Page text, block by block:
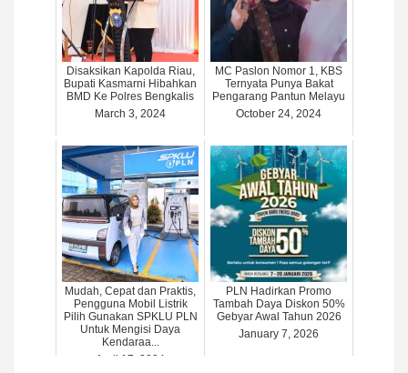
Disaksikan Kapolda Riau,
Bupati Kasmarni Hibahkan
BMD Ke Polres Bengkalis
March 3, 2024
MC Paslon Nomor 1, KBS
Ternyata Punya Bakat
Pengarang Pantun Melayu
October 24, 2024
Mudah, Cepat dan Praktis,
Pengguna Mobil Listrik
Pilih Gunakan SPKLU PLN
Untuk Mengisi Daya
Kendaraa...
April 17, 2024
PLN Hadirkan Promo
Tambah Daya Diskon 50%
Gebyar Awal Tahun 2026
January 7, 2026